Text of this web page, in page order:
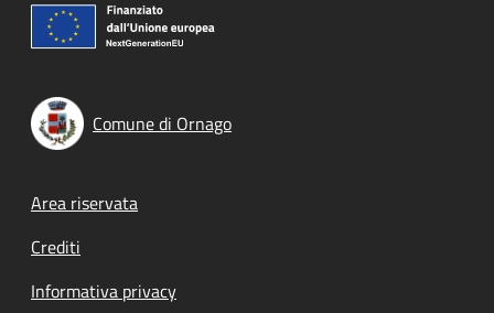
Comune di Ornago
Footer menu
Area riservata
Crediti
Informativa privacy